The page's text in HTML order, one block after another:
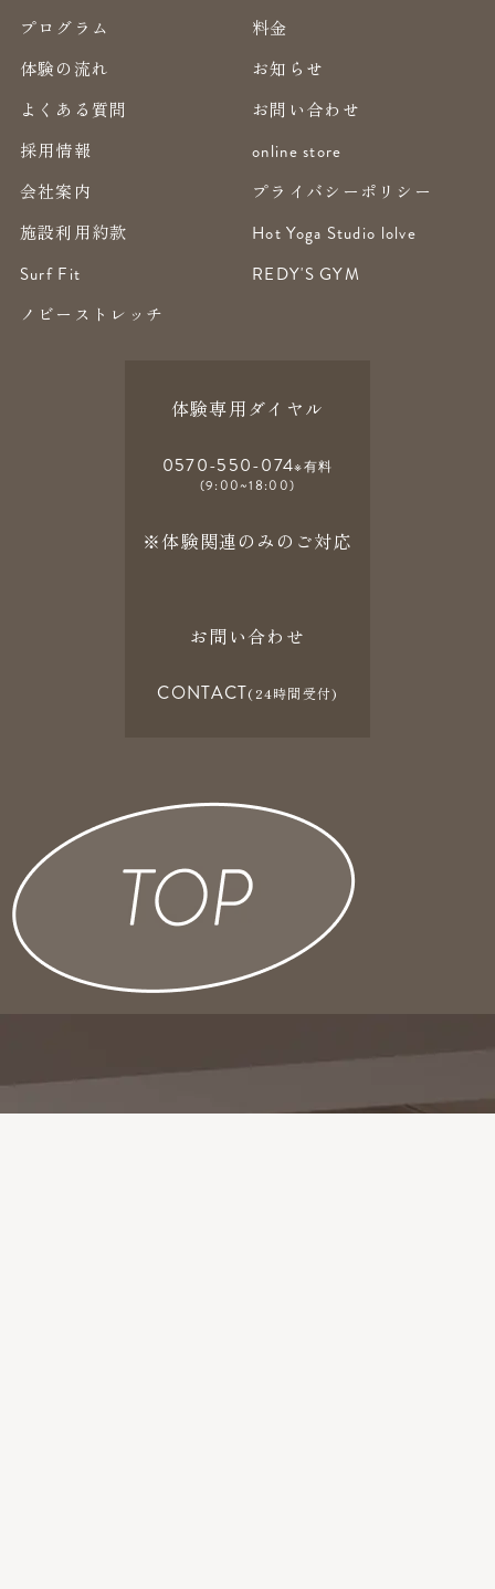
プログラム
料金
体験の流れ
お知らせ
よくある質問
お問い合わせ
採用情報
online store
会社案内
プライバシーポリシー
施設利用約款
Hot Yoga Studio lolve
Surf Fit
REDY'S GYM
ノビーストレッチ
体験専用ダイヤル
0570-550-074※有料
(9:00~18:00)
※体験関連のみのご対応
お問い合わせ
CONTACT(24時間受付)